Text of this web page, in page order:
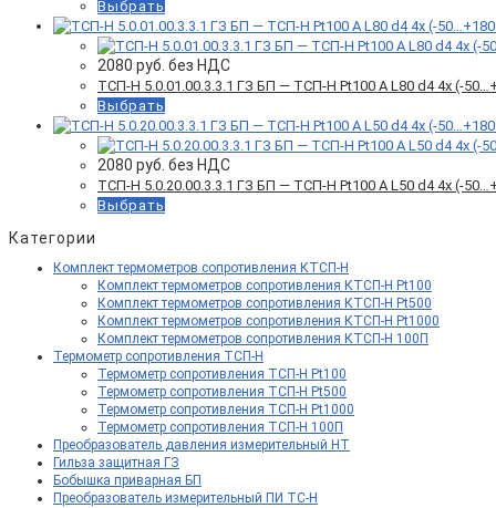
Выбрать
2080 руб. без НДС
ТСП-Н 5.0.01.00.3.3.1 ГЗ БП — ТСП-Н Pt100 A L80 d4 4x (-
Выбрать
2080 руб. без НДС
ТСП-Н 5.0.20.00.3.3.1 ГЗ БП — ТСП-Н Pt100 A L50 d4 4x (-
Выбрать
Категории
Комплект термометров сопротивления КТСП-Н
Комплект термометров сопротивления КТСП-Н Pt100
Комплект термометров сопротивления КТСП-Н Pt500
Комплект термометров сопротивления КТСП-Н Pt1000
Комплект термометров сопротивления КТСП-Н 100П
Термометр сопротивления ТСП-Н
Термометр сопротивления ТСП-Н Pt100
Термометр сопротивления ТСП-Н Pt500
Термометр сопротивления ТСП-Н Pt1000
Термометр сопротивления ТСП-Н 100П
Преобразователь давления измерительный НТ
Гильза защитная ГЗ
Бобышка приварная БП
Преобразователь измерительный ПИ ТС-Н